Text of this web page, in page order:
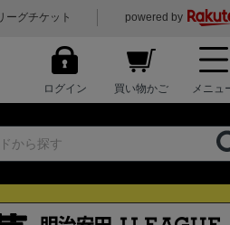
ーグチケット powered by
ログイン 買い物かご メニュ